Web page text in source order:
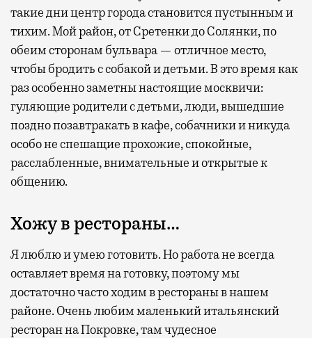
такие дни центр города становится пустынным и
тихим. Мой район, от Сретенки до Солянки, по
обеим сторонам бульвара — отличное место,
чтобы бродить с собакой и детьми. В это время как
раз особенно заметны настоящие москвичи:
гуляющие родители с детьми, люди, вышедшие
поздно позавтракать в кафе, собачники и никуда
особо не спешащие прохожие, спокойные,
расслабленные, внимательные и открытые к
общению.
Хожу в рестораны…
Я люблю и умею готовить. Но работа не всегда
оставляет время на готовку, поэтому мы
достаточно часто ходим в рестораны в нашем
районе. Очень любим маленький итальянский
ресторан на Покровке, там чудесное